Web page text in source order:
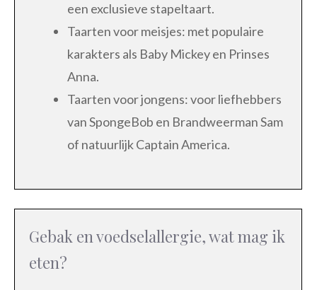
een exclusieve stapeltaart.
Taarten voor meisjes: met populaire
karakters als Baby Mickey en Prinses
Anna.
Taarten voor jongens: voor liefhebbers
van SpongeBob en Brandweerman Sam
of natuurlijk Captain America.
Gebak en voedselallergie, wat mag ik
eten?